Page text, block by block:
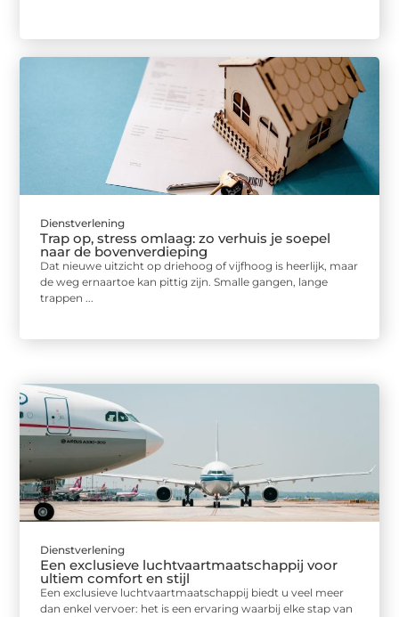
Dienstverlening
Trap op, stress omlaag: zo verhuis je soepel
naar de bovenverdieping
Dat nieuwe uitzicht op driehoog of vijfhoog is heerlijk, maar
de weg ernaartoe kan pittig zijn. Smalle gangen, lange
trappen ...
Dienstverlening
Een exclusieve luchtvaartmaatschappij voor
ultiem comfort en stijl
Een exclusieve luchtvaartmaatschappij biedt u veel meer
dan enkel vervoer: het is een ervaring waarbij elke stap van